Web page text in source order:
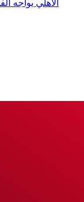
الأهلي يواجه